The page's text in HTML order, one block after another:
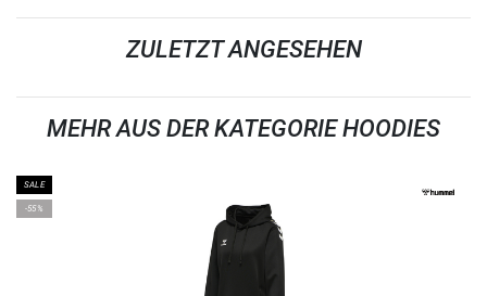
ZULETZT ANGESEHEN
MEHR AUS DER KATEGORIE HOODIES
SALE
-55%